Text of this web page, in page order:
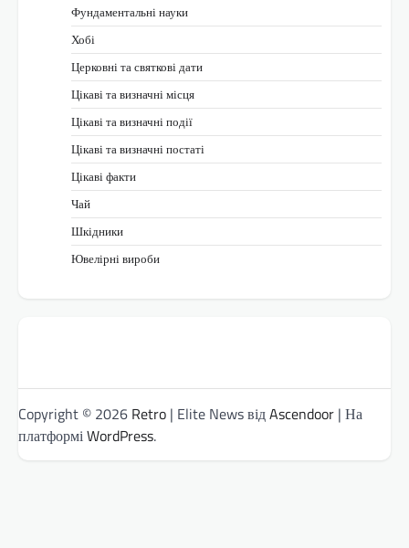
Фундаментальні науки
Хобі
Церковні та святкові дати
Цікаві та визначні місця
Цікаві та визначні події
Цікаві та визначні постаті
Цікаві факти
Чай
Шкідники
Ювелірні вироби
Copyright © 2026 Retro | Elite News відAscendoor | На
платформіWordPress.